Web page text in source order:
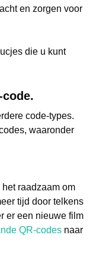
en zorgen voor
die u kunt
code-types.
waaronder
raadzaam om
tijd door telkens
er een nieuwe film
QR-codes naar